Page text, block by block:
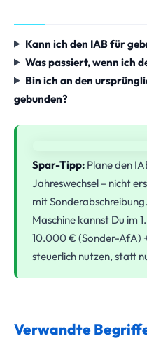
Kann ich den IAB für
Was passiert, wenn ich
Bin ich an den
gebunden?
Spar-Tipp: Plane den
Jahreswechsel – nicht
mit
Maschine kannst Du im
10.000 € (Sonder-AfA)
steuerlich nutzen, statt
Verwandte